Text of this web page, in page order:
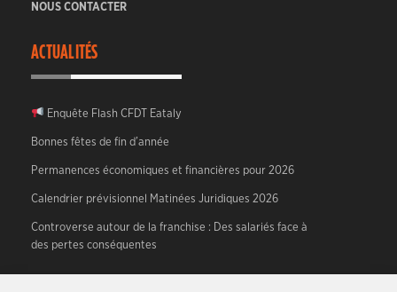
NOUS CONTACTER
ACTUALITÉS
Enquête Flash CFDT Eataly
Bonnes fêtes de fin d’année
Permanences économiques et financières pour 2026
Calendrier prévisionnel Matinées Juridiques 2026
Controverse autour de la franchise : Des salariés face à
des pertes conséquentes